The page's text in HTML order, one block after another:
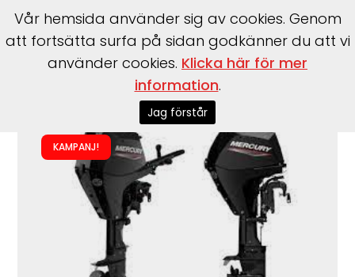
Utombordare>Mercury
KAMPANJ!
Vår hemsida använder sig av cookies. Genom
att fortsätta surfa på sidan godkänner du att vi
använder cookies. Klicka här för mer
information.
Jag förstår